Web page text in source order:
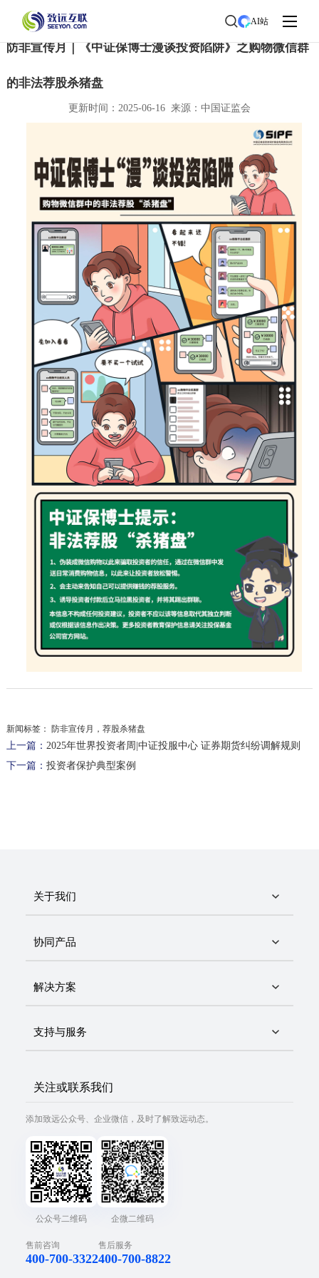
AI站
首页>了解致远>新闻中心
防非宣传月｜《中证保博士漫谈投资陷阱》之购物微信群
的非法荐股杀猪盘
更新时间：2025-06-16 来源：中国证监会
新闻标签： 防非宣传月，荐股杀猪盘
上一篇： 2025年世界投资者周|中证投服中心 证券期货纠纷调解规则
下一篇： 投资者保护典型案例
关于我们
协同产品
解决方案
支持与服务
关注或联系我们
添加致远公众号、企业微信，及时了解致远动态。
公众号二维码 企微二维码
售前咨询
400-700-3322
售后服务
400-700-8822